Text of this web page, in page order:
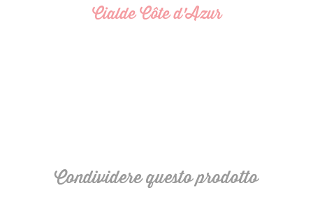
Cialde Côte d'Azur
Condividere questo prodotto